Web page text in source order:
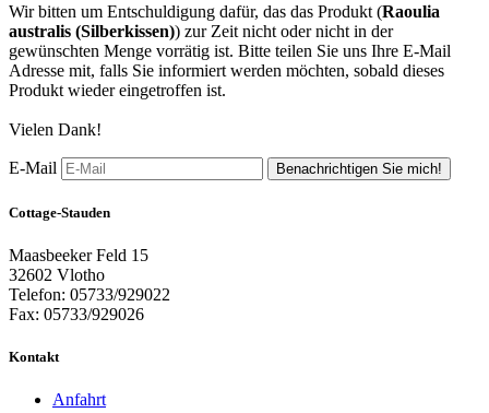
Wir bitten um Entschuldigung dafür, das das Produkt (Raoulia
australis (Silberkissen)) zur Zeit nicht oder nicht in der
gewünschten Menge vorrätig ist. Bitte teilen Sie uns Ihre E-Mail
Adresse mit, falls Sie informiert werden möchten, sobald dieses
Produkt wieder eingetroffen ist.
Vielen Dank!
E-Mail Benachrichtigen Sie mich!
Cottage-Stauden
Maasbeeker Feld 15
32602 Vlotho
Telefon: 05733/929022
Fax: 05733/929026
Kontakt
Anfahrt